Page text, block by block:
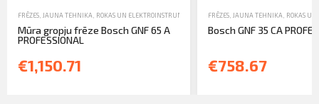
FRĒZES JAUNA TEHNIKA ROKAS UN ELEKTROINSTRUMENTI
Mūra gropju frēze Bosch GNF 65 A
PROFESSIONAL
€1,150.71
FRĒZES, JAUNA TEHNIKA ROKAS
Bosch GNF 35 CA
€758.67